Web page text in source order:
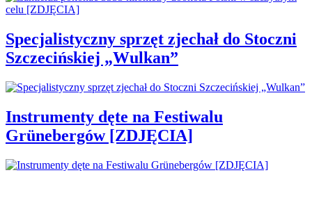
Specjalistyczny sprzęt zjechał do Stoczni
Szczecińskiej „Wulkan”
Instrumenty dęte na Festiwalu
Grünebergów [ZDJĘCIA]